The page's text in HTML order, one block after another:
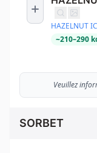
HAZELNUT
~210–290
Veuillez
SORBET